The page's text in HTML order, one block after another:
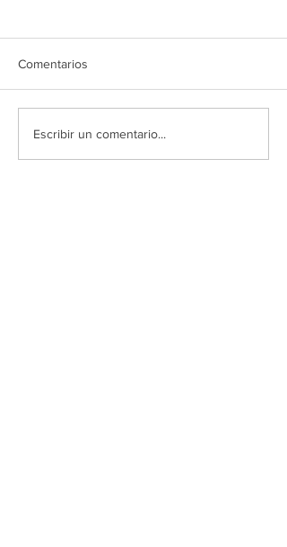
LIBROS DE TEXTO
Comentarios
Escribir un comentario...